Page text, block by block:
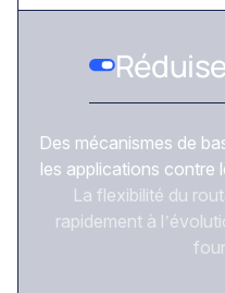
Des mécanismes de
les applications contre
La flexibilité du
rapidement à